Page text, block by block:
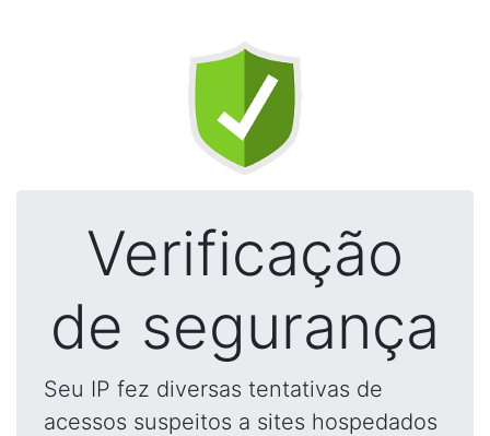
Verificação
de segurança
Seu IP fez diversas tentativas de
acessos suspeitos a sites hospedados